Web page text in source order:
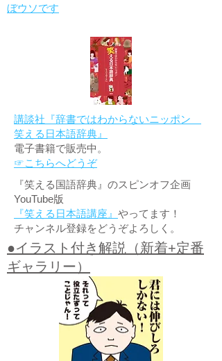
ぼウソです
講談社『辞書ではわからないニッポン
笑える日本語辞典』
電子書籍で販売中。
☞こちらへどうぞ
『笑える国語辞典』のスピンオフ企画
YouTube版
『笑える日本語講座』 やってます！
チャンネル登録をどうぞよろしく。
●イラスト付き解説（新着+定番
ギャラリー）